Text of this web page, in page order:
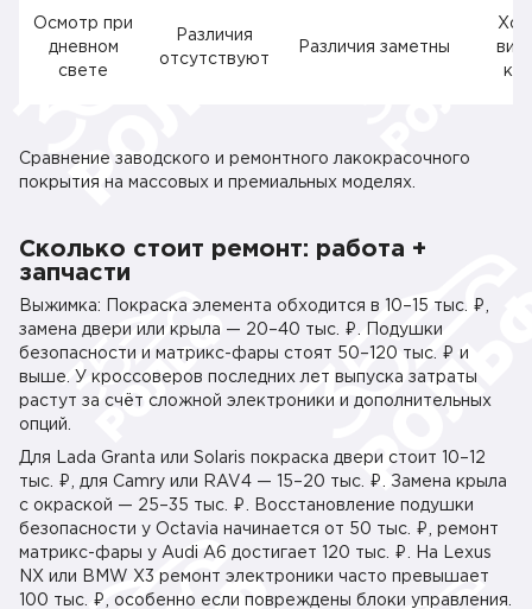
Осмотр при
дневном
свете
Различия
отсутствуют
Различия заметны
Сравнение заводского и ремонтного лакокрасочного
покрытия на массовых и премиальных моделях.
Сколько стоит ремонт: работа +
запчасти
Выжимка: Покраска элемента обходится в 10–15 тыс. ₽,
замена двери или крыла — 20–40 тыс. ₽. Подушки
безопасности и матрикс-фары стоят 50–120 тыс. ₽ и
выше. У кроссоверов последних лет выпуска затраты
растут за счёт сложной электроники и дополнительных
опций.
Для Lada Granta или Solaris покраска двери стоит 10–12
тыс. ₽, для Camry или RAV4 — 15–20 тыс. ₽. Замена крыла
с окраской — 25–35 тыс. ₽. Восстановление подушки
безопасности у Octavia начинается от 50 тыс. ₽, ремонт
матрикс-фары у Audi A6 достигает 120 тыс. ₽. На Lexus
NX или BMW X3 ремонт электроники часто превышает
100 тыс. ₽, особенно если повреждены блоки управления.